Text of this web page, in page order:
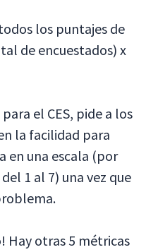
los puntajes de
de encuestados) x
el CES, pide a los
la facilidad para
en una escala (por
1 al 7) una vez que
Hay otras 5 métricas